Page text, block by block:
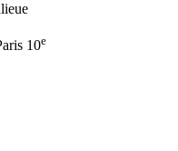
10e